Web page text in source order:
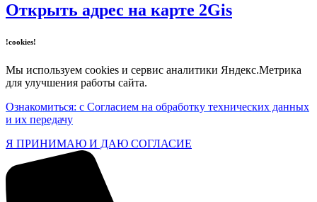
Открыть адрес на карте 2Gis
!cookies!
Мы используем cookies и сервис аналитики Яндекс.Метрика
для улучшения работы сайта.
Ознакомиться: с Согласием на обработку технических данных
и их передачу
Я ПРИНИМАЮ И ДАЮ СОГЛАСИЕ